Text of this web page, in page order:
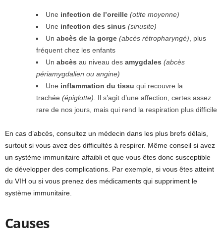
Une infection de l’oreille (otite moyenne)
Une infection des sinus (sinusite)
Un abcès de la gorge (abcès rétropharyngé), plus
fréquent chez les enfants
Un abcès au niveau des amygdales (abcès
périamygdalien ou angine)
Une inflammation du tissu qui recouvre la
trachée (épiglotte). Il s’agit d’une affection, certes assez
rare de nos jours, mais qui rend la respiration plus difficile
En cas d’abcès, consultez un médecin dans les plus brefs délais,
surtout si vous avez des difficultés à respirer. Même conseil si avez
un système immunitaire affaibli et que vous êtes donc susceptible
de développer des complications. Par exemple, si vous êtes atteint
du VIH ou si vous prenez des médicaments qui suppriment le
système immunitaire.
Causes